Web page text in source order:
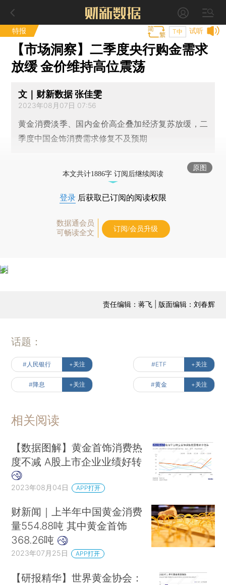
特报 试听
T中
【市场洞察】二季度央行购金需求
放缓 金价维持高位震荡
文｜财新数据 张佳雯
2023年08月07日 07:56
黄金消费淡季、国内金价高企叠加经济复苏放缓，二
季度中国金饰消费需求修复不及预期
原图
本文共计1886字 订阅后继续阅读
登录 后获取已订阅的阅读权限
数据通会员
可畅读全文
订阅/会员升级
责任编辑：蒋飞 | 版面编辑：刘春辉
话题：
#人民银行 +关注 #ETF +关注
#降息 +关注 #黄金 +关注
相关阅读
【数据图解】黄金首饰消费热
度不减 A股上市企业业绩好转
2023年08月04日 APP打开
财新闻｜上半年中国黄金消费
量554.88吨 其中黄金首饰
368.26吨
2023年07月25日 APP打开
【研报精华】世界黄金协会：